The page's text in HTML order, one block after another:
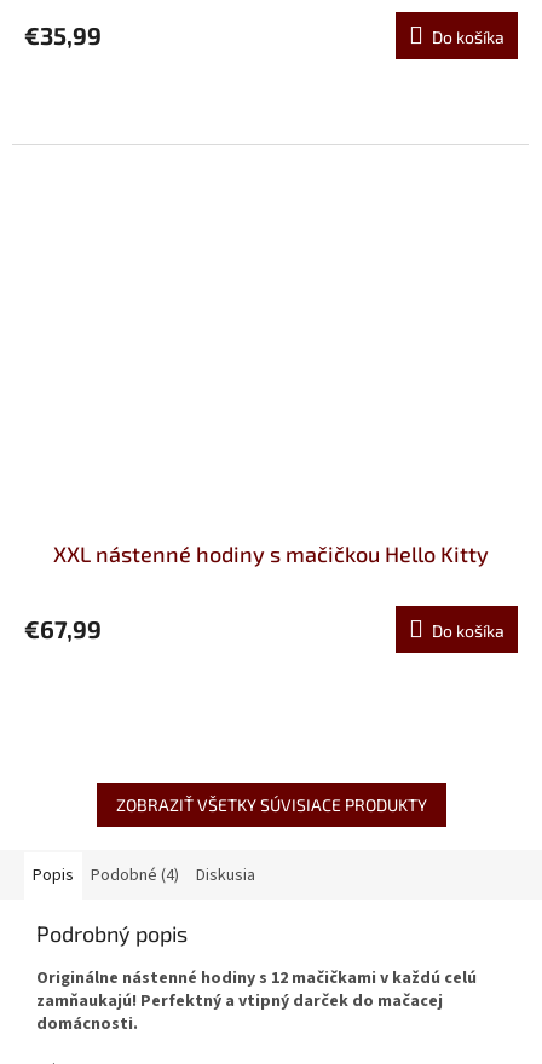
€35,99 Do košíka
XXL nástenné hodiny s mačičkou Hello Kitty
€67,99 Do košíka
ZOBRAZIŤ VŠETKY SÚVISIACE PRODUKTY
Popis Podobné (4) Diskusia
Podrobný popis
Originálne nástenné hodiny s 12 mačičkami v každú celú
zamňaukajú! Perfektný a vtipný darček do mačacej
domácnosti.